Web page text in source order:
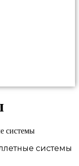
системы
системы